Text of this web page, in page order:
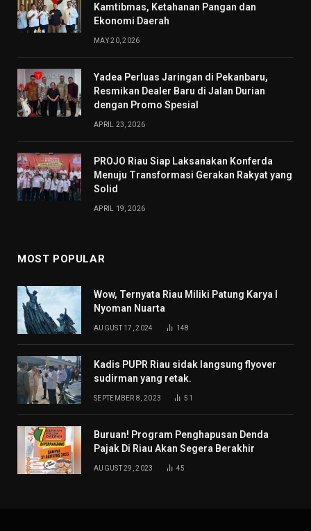
Kamtibmas, Ketahanan Pangan dan
Ekonomi Daerah
MAY 20, 2026
Yadea Perluas Jaringan di Pekanbaru,
Resmikan Dealer Baru di Jalan Durian
dengan Promo Spesial
APRIL 23, 2026
PROJO Riau Siap Laksanakan Konferda
Menuju Transformasi Gerakan Rakyat yang
Solid
APRIL 19, 2026
MOST POPULAR
Wow, Ternyata Riau Miliki Patung Karya I
Nyoman Nuarta
AUGUST 17, 2024 148
Kadis PUPR Riau sidak langsung flyover
sudirman yang retak.
SEPTEMBER 8, 2023 51
Buruan! Program Penghapusan Denda
Pajak Di Riau Akan Segera Berakhir
AUGUST 29, 2023 45